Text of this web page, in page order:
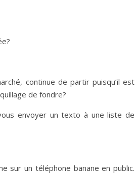
continue de partir puisqu’il est
de fondre?
envoyer un texto à une liste de
sur un téléphone banane en public.